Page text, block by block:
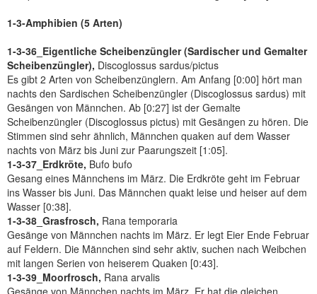
1-3-Amphibien (5 Arten)
1-3-36_Eigentliche Scheibenzüngler (Sardischer und Gemalter
Scheibenzüngler), Discoglossus sardus/pictus
Es gibt 2 Arten von Scheibenzünglern. Am Anfang [0:00] hört man
nachts den Sardischen Scheibenzüngler (Discoglossus sardus) mit
Gesängen von Männchen. Ab [0:27] ist der Gemalte
Scheibenzüngler (Discoglossus pictus) mit Gesängen zu hören. Die
Stimmen sind sehr ähnlich, Männchen quaken auf dem Wasser
nachts von März bis Juni zur Paarungszeit [1:05].
1-3-37_Erdkröte, Bufo bufo
Gesang eines Männchens im März. Die Erdkröte geht im Februar
ins Wasser bis Juni. Das Männchen quakt leise und heiser auf dem
Wasser [0:38].
1-3-38_Grasfrosch, Rana temporaria
Gesänge von Männchen nachts im März. Er legt Eier Ende Februar
auf Feldern. Die Männchen sind sehr aktiv, suchen nach Weibchen
mit langen Serien von heiserem Quaken [0:43].
1-3-39_Moorfrosch, Rana arvalis
Gesänge von Männchen nachts im März. Er hat die gleichen